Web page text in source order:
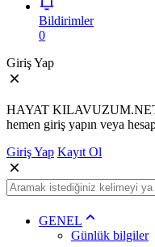
Bildirimler
0
Giriş Yap
HAYAT KILAVUZUM.NET
hemen giriş yapın veya
Giriş Yap Kayıt Ol
GENEL
Günlük bilgiler